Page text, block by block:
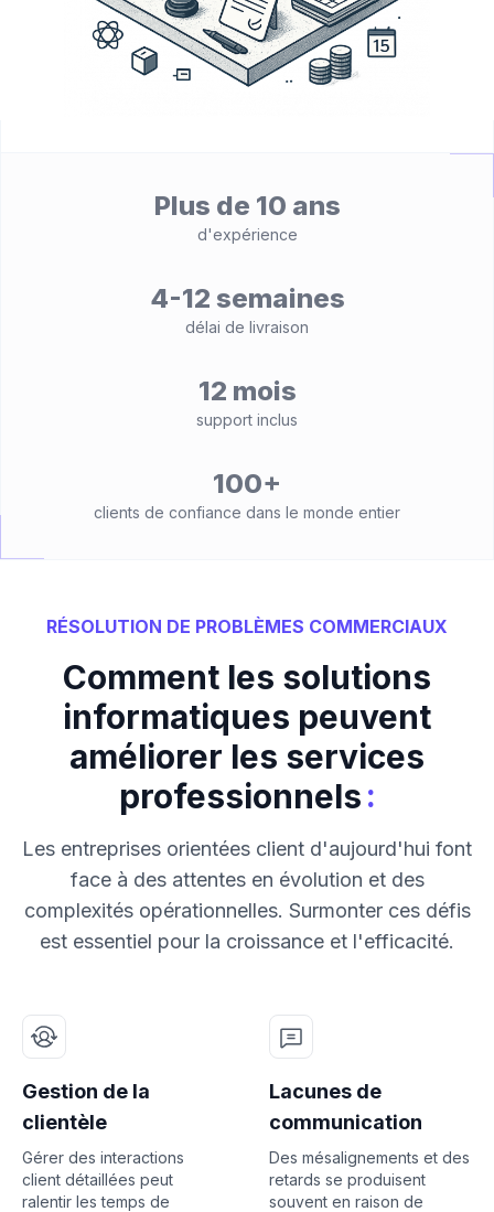
Plus de 10 ans
d'expérience
4-12 semaines
délai de livraison
12 mois
support inclus
100+
clients de confiance dans le monde entier
RÉSOLUTION DE PROBLÈMES COMMERCIAUX
Comment les solutions
informatiques peuvent
améliorer les services
professionnels:
Les entreprises orientées client d'aujourd'hui font
face à des attentes en évolution et des
complexités opérationnelles. Surmonter ces défis
est essentiel pour la croissance et l'efficacité.
Gestion de la
clientèle
Gérer des interactions
client détaillées peut
ralentir les temps de
Lacunes de
communication
Des mésalignements et des
retards se produisent
souvent en raison de